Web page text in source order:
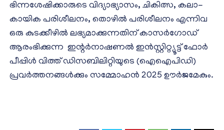
ഭിന്നശേഷിക്കാരുടെ വിദ്യാഭ്യാസം, ചികിത്സ, കലാ-
കായിക പരിശീലനം, തൊഴിൽ പരിശീലനം എന്നിവ
ഒരു കുടക്കീഴിൽ ലഭ്യമാക്കുന്നതിന് കാസർഗോഡ്
ആരംഭിക്കുന്ന ഇന്റര്‍നാഷണല്‍ ഇന്‍സ്റ്റിറ്റ്യൂട്ട് ഫോര്‍
പീപ്പിള്‍ വിത്ത് ഡിസബിലിറ്റിയുടെ (ഐഐപിഡി)
പ്രവർത്തനങ്ങൾക്കും സമ്മോഹൻ 2025 ഊർജമേകും.